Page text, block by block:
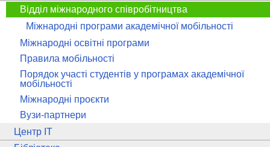
Відділ міжнародного співробітництва
Міжнародні програми академічної мобільності
Міжнародні освітні програми
Правила мобільності
Порядок участі студентів у програмах академічної
мобільності
Міжнародні проєкти
Вузи-партнери
Центр ІТ